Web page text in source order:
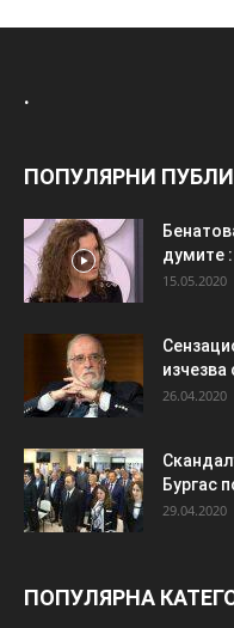
.
ПОПУЛЯРНИ
думите
15.05.2020
26.04.2020
Бургас
29.04.2020
ПОПУЛЯРНА